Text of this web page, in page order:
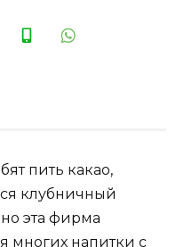
пить какао,
клубничный
эта фирма
многих напитки с